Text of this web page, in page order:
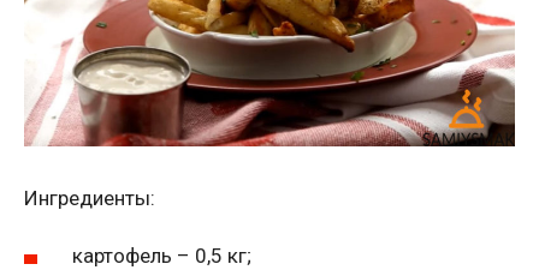
Ингредиенты:
картофель – 0,5 кг;